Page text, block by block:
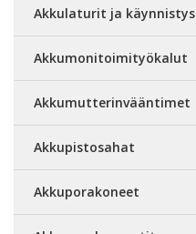
Akkulaturit ja käynnistys
Akkumonitoimityökalut
Akkumutterinvääntimet
Akkupistosahat
Akkuporakoneet